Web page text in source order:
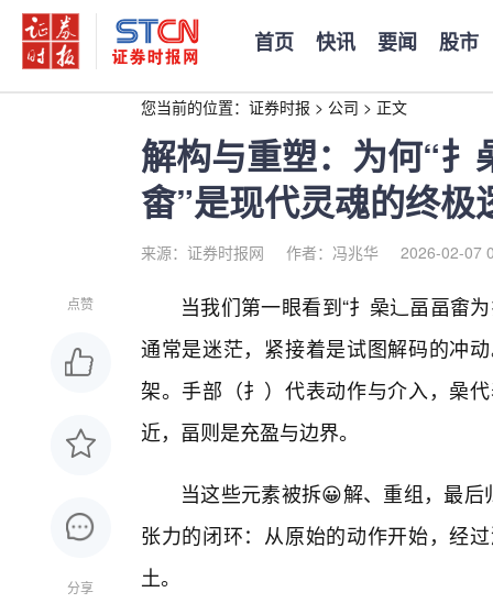
首页 快讯 要闻 股市
您当前的位置： 证券时报 > 公司 > 正文
解构与重塑：为何“
畬”是现代灵魂的终极
来源：证券时报网 作者：冯兆华 2026-02-07
点赞
分享
当我们第一眼看到“扌喿辶畐畐畬
通常是迷茫，紧接着是试图解码的冲
架。手部（扌）代表动作与介入，喿
近，畐则是充盈与边界。
当这些元素被拆😀解、重组，最
张力的闭环：从原始的动作开始，经
土。